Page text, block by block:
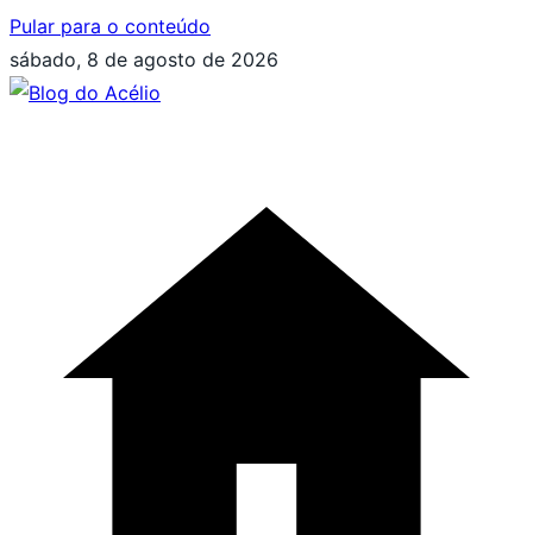
Pular para o conteúdo
sábado, 8 de agosto de 2026